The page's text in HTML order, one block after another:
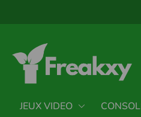
JEUX VIDEO